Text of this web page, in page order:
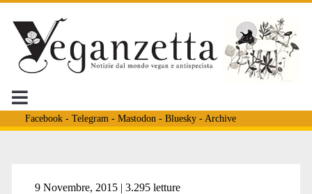
Facebook- Telegram - Mastodon - Bluesky- Archive
Tag:
9 Novembre, 2015 | 3.295 letture